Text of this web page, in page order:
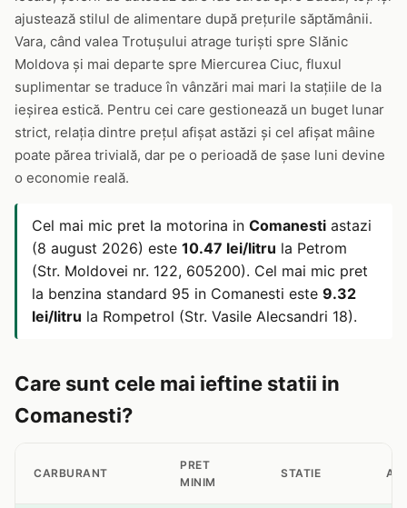
ajustează stilul de alimentare după prețurile săptămânii.
Vara, când valea Trotușului atrage turiști spre Slănic
Moldova și mai departe spre Miercurea Ciuc, fluxul
suplimentar se traduce în vânzări mai mari la stațiile de la
ieșirea estică. Pentru cei care gestionează un buget lunar
strict, relația dintre prețul afișat astăzi și cel afișat mâine
poate părea trivială, dar pe o perioadă de șase luni devine
o economie reală.
Cel mai mic pret la motorina in Comanesti astazi
(8 august 2026) este 10.47 lei/litru la Petrom
(Str. Moldovei nr. 122, 605200). Cel mai mic pret
la benzina standard 95 in Comanesti este 9.32
lei/litru la Rompetrol (Str. Vasile Alecsandri 18).
Care sunt cele mai ieftine statii in
Comanesti?
CARBURANT
PRET
MINIM
STATIE